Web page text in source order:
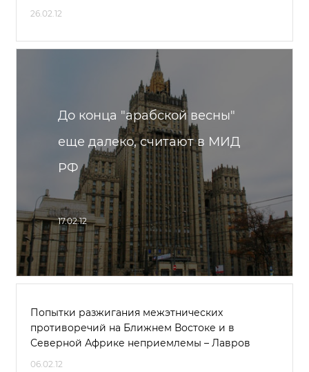
26.02.12
До конца "арабской весны"
еще далеко, считают в МИД
РФ
17.02.12
Попытки разжигания межэтнических
противоречий на Ближнем Востоке и в
Северной Африке неприемлемы – Лавров
06.02.12